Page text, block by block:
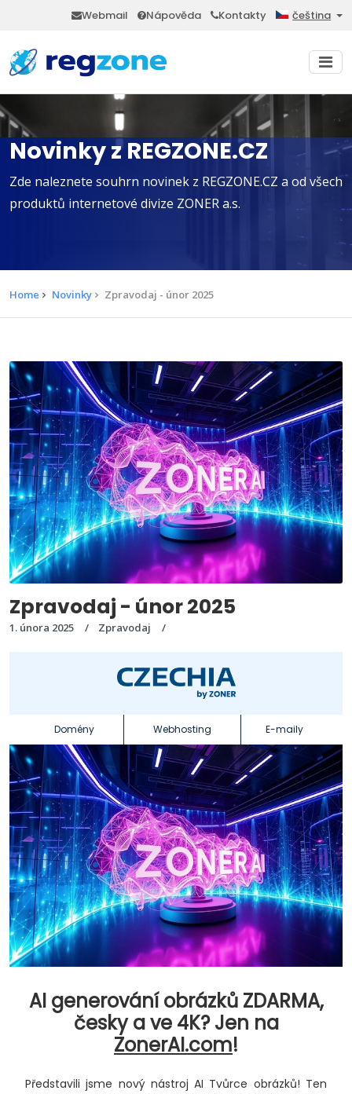
Webmail Nápověda Kontakty čeština
Novinky z REGZONE.CZ
Zde naleznete souhrn novinek z REGZONE.CZ a od všech
produktů internetové divize ZONER a.s.
Home Novinky Zpravodaj - únor 2025
Zpravodaj - únor 2025
1. února 2025 Zpravodaj